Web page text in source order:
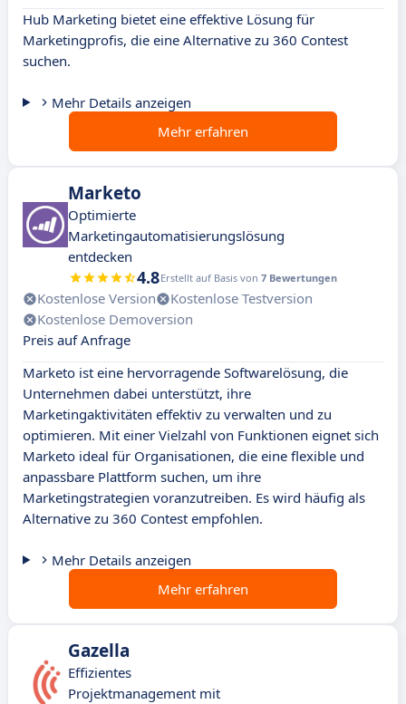
Hub Marketing bietet eine effektive Lösung für
Marketingprofis, die eine Alternative zu 360 Contest
suchen.
Mehr Details anzeigen
Mehr erfahren
Marketo
Optimierte
Marketingautomatisierungslösung
entdecken
4.8Erstellt auf Basis von 7 Bewertungen
Kostenlose Version
Kostenlose Testversion
Kostenlose Demoversion
Preis auf Anfrage
Marketo ist eine hervorragende Softwarelösung, die
Unternehmen dabei unterstützt, ihre
Marketingaktivitäten effektiv zu verwalten und zu
optimieren. Mit einer Vielzahl von Funktionen eignet sich
Marketo ideal für Organisationen, die eine flexible und
anpassbare Plattform suchen, um ihre
Marketingstrategien voranzutreiben. Es wird häufig als
Alternative zu 360 Contest empfohlen.
Mehr Details anzeigen
Mehr erfahren
Gazella
Effizientes
Projektmanagement mit